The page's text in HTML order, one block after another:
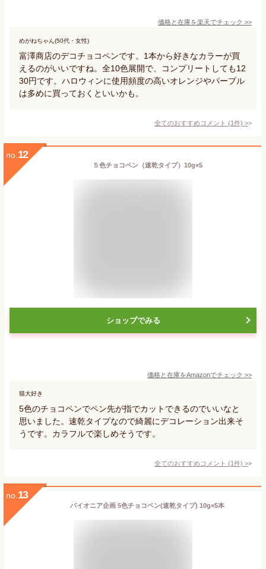
価格と在庫を楽天でチェック >>
めがねちゃん(50代・女性)
富澤商店のデコチョコペンです。1本から好きなカラーが買
えるのがいいですね。全10色展開で、コンプリートしても12
30円です。ハロウィンに使用頻度の高いオレンジやパープル
は多めに買っておくといいかも。
全てのおすすめコメント (1件) >
no. 12
５色チョコペン（速乾タイプ）10g×5
ショップでみる
価格と在庫をAmazonでチェック >>
猫大好き
5色のチョコペンでペン先が指でカットできるのでいいなと
思いました。速乾タイプなので綺麗にデコレーション出来そ
うです。カラフルで楽しめそうです。
全てのおすすめコメント (1件) >
no. 13
パイオニア企画 5色チョコペン(速乾タイプ) 10g×5本